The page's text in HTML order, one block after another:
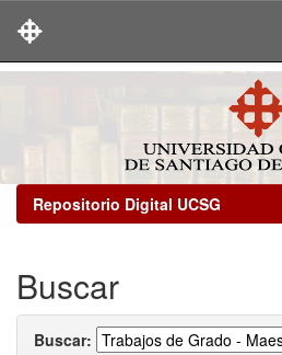
Repositorio Digital UCSG
Buscar
Buscar: